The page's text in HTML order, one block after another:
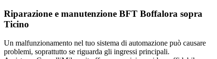
Riparazione e manutenzione BFT Boffalora sopra
Ticino
Un malfunzionamento nel tuo sistema di automazione può causare
problemi, soprattutto se riguarda gli ingressi principali.